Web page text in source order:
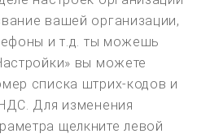
вашей организации,
и т.д. ты можешь
вы можете
списка штрих-кодов и
Для изменения
щелкните левой